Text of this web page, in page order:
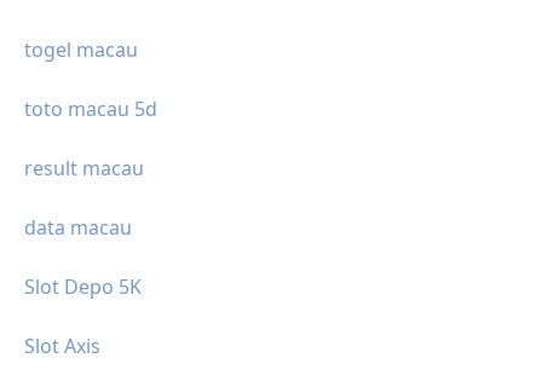
togel macau
toto macau 5d
result macau
data macau
Slot Depo 5K
Slot Axis